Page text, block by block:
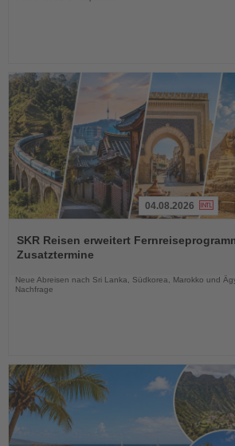
Sie
die
04.08.2026
SKR Reisen erweitert
Zusatztermine
Neue Abreisen nach Sri Lanka, Südkorea, Marokko und
Nachfrage